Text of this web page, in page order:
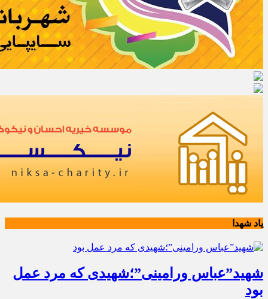
یاد شهدا
شهید”عباس ورامینی”؛شهیدی که مرد عمل
بود